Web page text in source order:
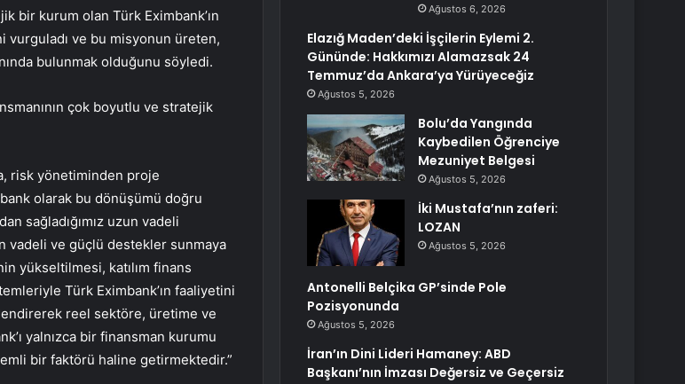
bir kurum olan Türk Eximbank’ın
vurguladı ve bu misyonun üreten,
bulunmak olduğunu söyledi.
çok boyutlu ve stratejik
risk yönetiminden proje
olarak bu dönüşümü doğru
sağladığımız uzun vadeli
vadeli ve güçlü destekler sunmaya
yükseltilmesi, katılım finans
Türk Eximbank’ın faaliyetini
reel sektöre, üretime ve
yalnızca bir finansman kurumu
bir faktörü haline getirmektedir.”
Ağustos 6, 2026
Elazığ Maden’deki İşçilerin Eylemi 2.
Gününde: Hakkımızı Alamazsak 24
Temmuz’da Ankara’ya Yürüyeceğiz
Ağustos 5, 2026
Bolu’da Yangında
Kaybedilen Öğrenciye
Mezuniyet Belgesi
Ağustos 5, 2026
İki Mustafa’nın zaferi:
LOZAN
Ağustos 5, 2026
Antonelli Belçika GP’sinde Pole
Pozisyonunda
Ağustos 5, 2026
İran’ın Dini Lideri Hamaney: ABD
Başkanı’nın İmzası Değersiz ve Geçersiz